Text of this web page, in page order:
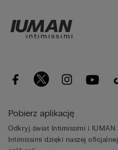
Pobierz aplikację
Odkryj świat Intimissimi i IUMAN
Intimissimi dzięki naszej oficjalnej